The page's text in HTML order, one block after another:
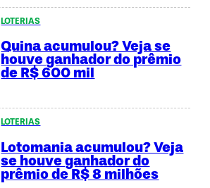
LOTERIAS
Quina acumulou? Veja se
houve ganhador do prêmio
de R$ 600 mil
LOTERIAS
Lotomania acumulou? Veja
se houve ganhador do
prêmio de R$ 8 milhões